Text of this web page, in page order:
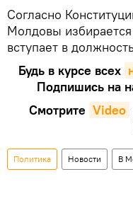
Согласно
Молдовы
вступает в
Будь в курсе всех
Подпишись на
Смотрите Video
Политика Новости В